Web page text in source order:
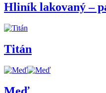
Hliník lakovaný –
Titán